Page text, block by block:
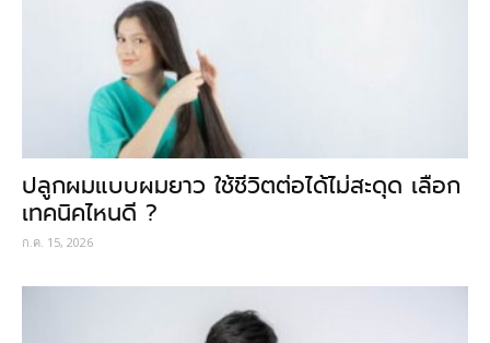
ปลูกผมแบบผมยาว ใช้ชีวิตต่อได้ไม่สะดุด เลือก
เทคนิคไหนดี ?
ก.ค. 15, 2026